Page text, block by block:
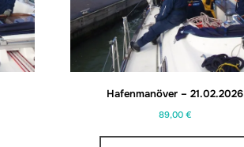
Hafenmanöver – 21.02.2026
89,00 €